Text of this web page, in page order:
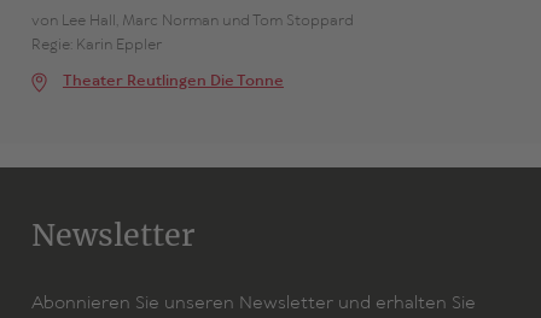
von Lee Hall, Marc Norman und Tom Stoppard
Regie: Karin Eppler
Theater Reutlingen Die Tonne
Newsletter
Abonnieren Sie unseren Newsletter und erhalten Sie